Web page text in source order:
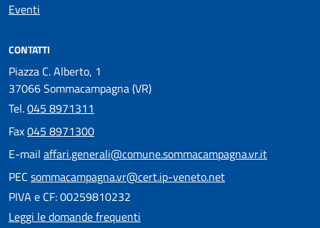
Eventi
CONTATTI
Piazza C. Alberto, 1
37066 Sommacampagna (VR)
Tel.045 8971311
Fax045 8971300
E-mail affari.generali@comune.sommacampagna.vr.it
PEC sommacampagna.vr@cert.ip-veneto.net
PIVA e CF: 00259810232
Leggi le domande frequenti